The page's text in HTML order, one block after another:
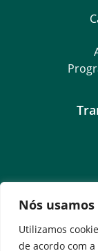
Nós
Utilizamos
de acordo com a
e-SIC –